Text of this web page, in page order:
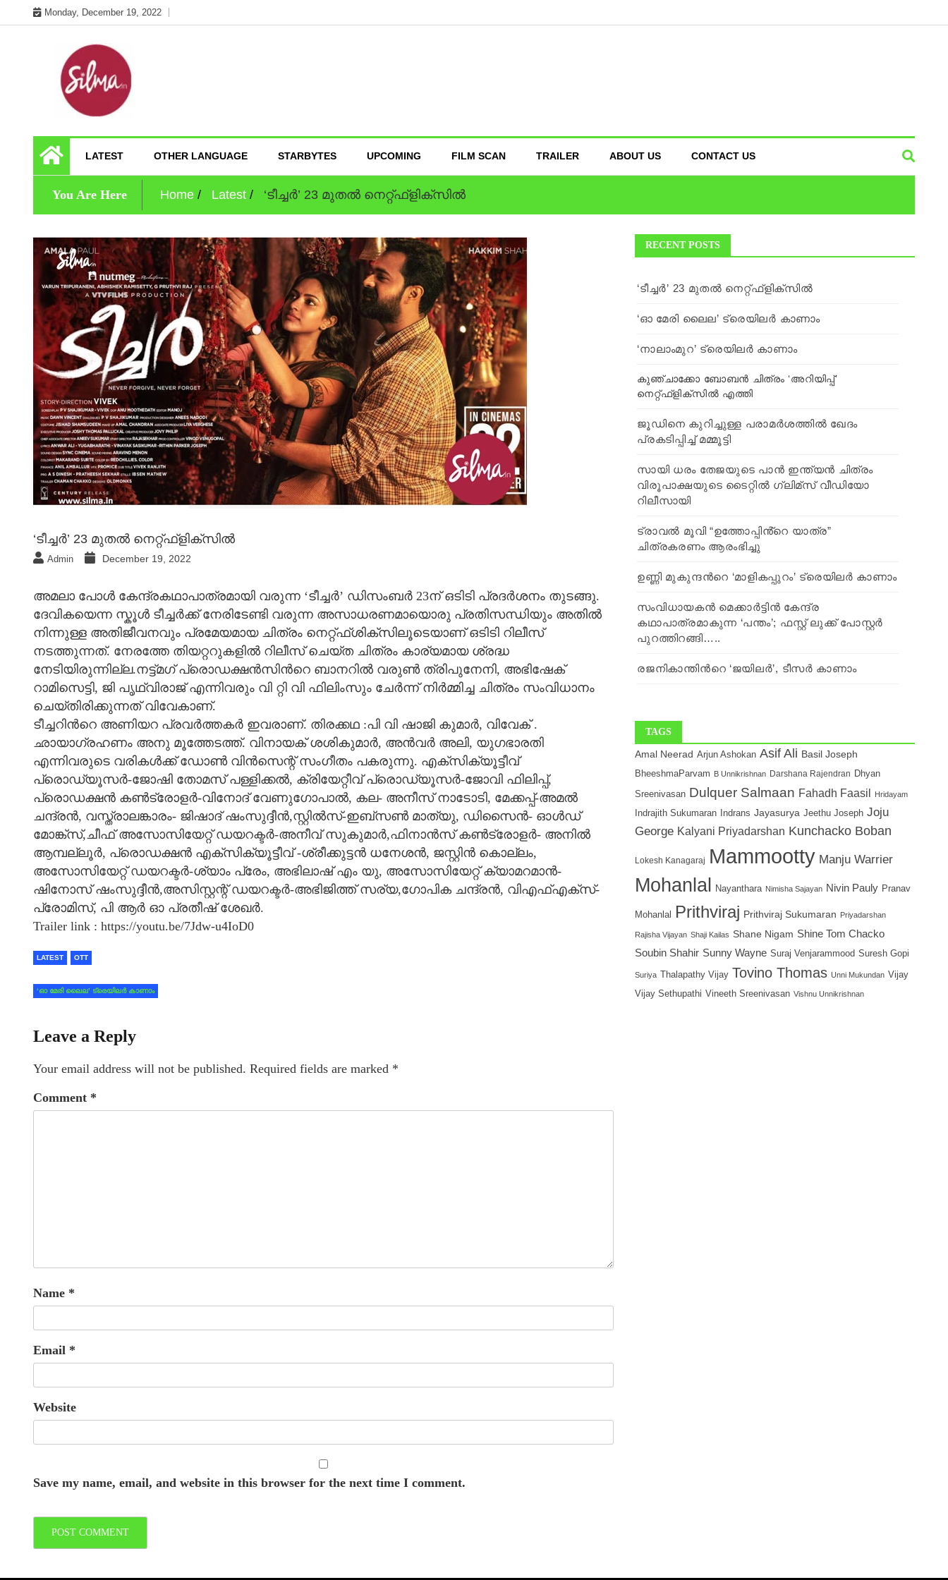
to
Monday, December 19, 2022
Silma.in
LATEST OTHER LANGUAGE STARBYTES UPCOMING FILM SCAN TRAILER ABOUT US CONTACT US
You Are Here Home Latest ‘ടീച്ചര്‍’ 23 മുതല്‍ നെറ്റ്ഫ്ളിക്സില്‍
‘ടീച്ചര്‍’ 23 മുതല്‍ നെറ്റ്ഫ്ളിക്സില്‍
Admin December 19, 2022
അമലാ പോൾ കേന്ദ്രകഥാപാത്രമായി വരുന്ന ‘ടീച്ചര്‍’ ഡിസംബര്‍ 23ന് ഒടിടി പ്രദര്‍ശനം തുടങ്ങു.
ദേവികയെന്ന സ്കൂൾ ടീച്ചർക്ക് നേരിടേണ്ടി വരുന്ന അസാധരണമായൊരു പ്രതിസന്ധിയും അതിൽ
നിന്നുള്ള അതിജീവനവും പ്രമേയമായ ചിത്രം നെറ്റ്ഫ്ശിക്സിലൂടെയാണ് ഒടിടി റിലീസ്
നടത്തുന്നത്. നേരത്തേ തിയറ്ററുകളില്‍ റിലീസ് ചെയ്ത ചിത്രം കാര്യമായ ശ്രദ്ധ
നേടിയിരുന്നില്ല.നട്ട്മഗ് പ്രൊഡക്ഷൻസിന്‍റെ ബാനറിൽ വരുൺ ത്രിപുനേനി, അഭിഷേക്
റാമിസെട്ടി, ജി പൃഥ്വിരാജ് എന്നിവരും വി റ്റി വി ഫിലിംസും ചേർന്ന് നിർമ്മിച്ച ചിത്രം സംവിധാനം
ചെയ്തിരിക്കുന്നത് വിവേകാണ്.
ടീച്ചറിന്‍റെ അണിയറ പ്രവർത്തകർ ഇവരാണ്. തിരക്കഥ :പി വി ഷാജി കുമാർ, വിവേക് .
ഛായാഗ്രഹണം അനു മൂത്തേടത്ത്‌. വിനായക് ശശികുമാർ, അൻവർ അലി, യുഗഭാരതി
എന്നിവരുടെ വരികൾക്ക് ഡോൺ വിൻസെന്റ് സംഗീതം പകരുന്നു. എക്സിക്യൂട്ടീവ്
പ്രൊഡ്യൂസർ-ജോഷി തോമസ് പള്ളിക്കൽ, ക്രിയേറ്റീവ് പ്രൊഡ്യൂസർ-ജോവി ഫിലിപ്പ്,
പ്രൊഡക്ഷൻ കൺട്രോളർ-വിനോദ് വേണുഗോപാൽ, കല- അനീസ് നാടോടി, മേക്കപ്പ്-അമൽ
ചന്ദ്രൻ, വസ്ത്രാലങ്കാരം- ജിഷാദ് ഷംസുദ്ദീൻ,സ്റ്റിൽസ്-ഇബ്സൺ മാത്യു, ഡിസൈൻ- ഓൾഡ്
മോങ്ക്സ്,ചീഫ് അസോസിയേറ്റ് ഡയറക്ടർ-അനീവ് സുകുമാർ,ഫിനാൻസ് കൺട്രോളർ- അനിൽ
ആമ്പല്ലൂർ, പ്രൊഡക്ഷൻ എക്സിക്യൂട്ടീവ് -ശ്രീക്കുട്ടൻ ധനേശൻ, ജസ്റ്റിൻ കൊല്ലം,
അസോസിയേറ്റ് ഡയറക്ടർ-ശ്യാം പ്രേം, അഭിലാഷ് എം യു, അസോസിയേറ്റ് ക്യാമറമാൻ-
ഷിനോസ് ഷംസുദ്ദീൻ,അസിസ്റ്റന്റ് ഡയറക്ടർ-അഭിജിത്ത് സര്യ,ഗോപിക ചന്ദ്രൻ, വിഎഫ്എക്സ്-
പ്രോമിസ്, പി ആർ ഓ പ്രതീഷ് ശേഖർ.
Trailer link : https://youtu.be/7Jdw-u4IoD0
LATEST OTT
‘ഓ മേരി ലൈല’ ട്രെയിലര്‍ കാണാം
Leave a Reply
Your email address will not be published. Required fields are marked *
Comment *
Name *
Email *
Website
Save my name, email, and website in this browser for the next time I comment.
RECENT POSTS
‘ടീച്ചര്‍’ 23 മുതല്‍ നെറ്റ്ഫ്ളിക്സില്‍
‘ഓ മേരി ലൈല’ ട്രെയിലര്‍ കാണാം
‘നാലാംമുറ’ ട്രെയിലര്‍ കാണാം
കുഞ്ചാക്കോ ബോബന്‍ ചിത്രം ‘അറിയിപ്പ്’
നെറ്റ്ഫ്ളിക്സില്‍ എത്തി
ജൂഡിനെ കുറിച്ചുള്ള പരാമര്‍ശത്തില്‍ ഖേദം
പ്രകടിപ്പിച്ച് മമ്മൂട്ടി
സായി ധരം തേജയുടെ പാൻ ഇന്ത്യൻ ചിത്രം
വിരൂപാക്ഷയുടെ ടൈറ്റിൽ ഗ്ലിമ്സ് വീഡിയോ
റിലീസായി
ട്രാവൽ മൂവി “ഉത്തോപ്പിൻ്റെ യാത്ര”
ചിത്രകരണം ആരംഭിച്ചു
ഉണ്ണി മുകുന്ദന്‍റെ ‘മാളികപ്പുറം’ ട്രെയിലര്‍ കാണാം
സംവിധായകൻ മെക്കാർട്ടിൻ കേന്ദ്ര
കഥാപാത്രമാകുന്ന ‘പന്തം’; ഫസ്റ്റ്‌ ലുക്ക്‌ പോസ്റ്റർ
പുറത്തിറങ്ങി…..
രജനികാന്തിന്‍റെ ‘ജയിലര്‍’, ടീസര്‍ കാണാം
TAGS
Amal Neerad Arjun Ashokan Asif Ali Basil Joseph
BheeshmaParvam B Unnikrishnan Darshana Rajendran
Dhyan
Sreenivasan Dulquer Salmaan Fahadh Faasil Hridayam
Indrajith Sukumaran Indrans Jayasurya Jeethu Joseph Joju
George Kalyani Priyadarshan Kunchacko Boban
Lokesh Kanagaraj Mammootty Manju Warrier
Mohanlal Nayanthara Nimisha Sajayan Nivin Pauly Pranav
Mohanlal Prithviraj Prithviraj Sukumaran Priyadarshan
Rajisha Vijayan Shaji Kailas Shane Nigam Shine Tom Chacko
Soubin Shahir Sunny Wayne Suraj Venjarammood Suresh Gopi
Suriya Thalapathy Vijay Tovino Thomas Unni Mukundan Vijay
Vijay Sethupathi Vineeth Sreenivasan Vishnu Unnikrishnan